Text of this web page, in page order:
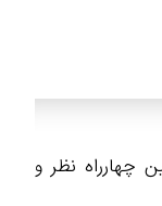
چهارراه نظر و